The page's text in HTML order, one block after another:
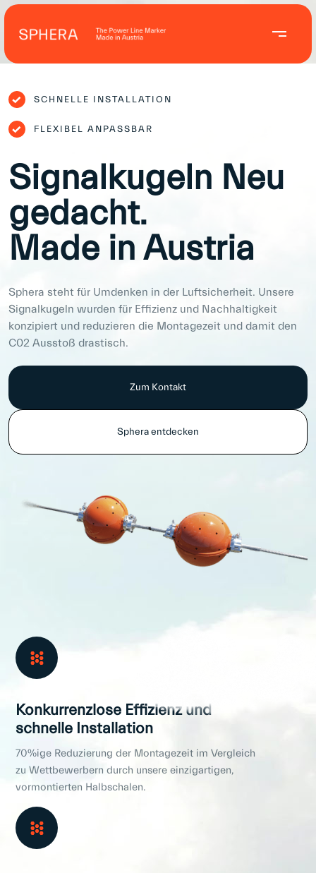
SCHNELLE INSTALLATION
FLEXIBEL ANPASSBAR
Signalkugeln Neu
gedacht.
Made in Austria
Sphera steht für Umdenken in der Luftsicherheit. Unsere
Signalkugeln wurden für Effizienz und Nachhaltigkeit
konzipiert und reduzieren die Montagezeit und damit den
C02 Ausstoß drastisch.
Zum Kontakt
Sphera entdecken
Konkurrenzlose Effizienz und
schnelle Installation
70%ige Reduzierung der Montagezeit im Vergleich
zu Wettbewerbern durch unsere einzigartigen,
vormontierten Halbschalen.